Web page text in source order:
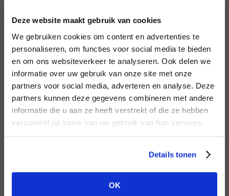
Deze website maakt gebruik van cookies
We gebruiken cookies om content en advertenties te
personaliseren, om functies voor social media te bieden
en om ons websiteverkeer te analyseren. Ook delen we
informatie over uw gebruik van onze site met onze
partners voor social media, adverteren en analyse. Deze
partners kunnen deze gegevens combineren met andere
informatie die u aan ze heeft verstrekt of die ze hebben
verzameld op basis van uw gebruik van hun services.
Details tonen
OK
INLOGGEN
Wachtwoord
INLOGGEN
NOG GEEN ACCOUNT?
HEB JE NOG GEEN
ACCOUNT?
aan of bekijk de andere mogelijkheden.
BEKIJK ALLE OPTIES
MERK
Knit-ted
Second female
MERK
MERK